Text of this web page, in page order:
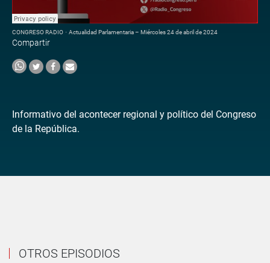
CONGRESO RADIO · Actualidad Parlamentaria – Miércoles 24 de abril de 2024
Compartir
Informativo del acontecer regional y político del Congreso
de la República.
OTROS EPISODIOS